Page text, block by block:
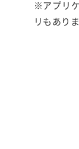
※アプリ
リもありま